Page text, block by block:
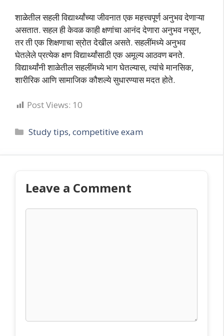
शाळेतील सहली विद्यार्थ्यांच्या जीवनात एक महत्त्वपूर्ण अनुभव देणाऱ्या
असतात. सहल ही केवळ काही क्षणांचा आनंद देणारा अनुभव नसून,
तर ती एक शिक्षणाचा स्रोत देखील असते. सहलींमध्ये अनुभव
घेतलेले प्रत्येक क्षण विद्यार्थ्यांसाठी एक अमूल्य आठवण बनते.
विद्यार्थ्यांनी शाळेतील सहलींमध्ये भाग घेतल्यास, त्यांचे मानसिक,
शारीरिक आणि सामाजिक कौशल्ये सुधारण्यास मदत होते.
Post Views: 10
Categories
Study tips, competitive exam
Leave a Comment